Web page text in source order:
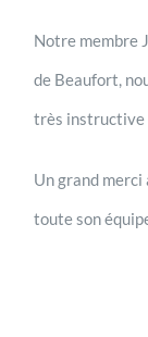
Notre membre
de Beaufort,
très instructive
Un grand
toute son